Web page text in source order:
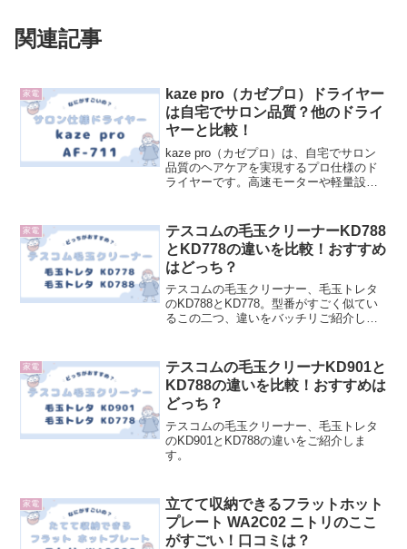
関連記事
家電
kaze pro（カゼプロ）ドライヤー
は自宅でサロン品質？他のドライ
ヤーと比較！
kaze pro（カゼプロ）は、自宅でサロン
品質のヘアケアを実現するプロ仕様のド
ライヤーです。高速モーターや軽量設
ートします。価格や購入方法、魅力を詳
しく解説！ぜひチェックしてください。
家電
テスコムの毛玉クリーナーKD788
とKD778の違いを比較！おすすめ
はどっち？
テスコムの毛玉クリーナー、毛玉トレタ
のKD788とKD778。型番がすごく似てい
るこの二つ、違いをバッチリご紹介しま
家電
テスコムの毛玉クリーナKD901と
KD788の違いを比較！おすすめは
どっち？
テスコムの毛玉クリーナー、毛玉トレタ
のKD901とKD788の違いをご紹介しま
す。
家電
立てて収納できるフラットホット
プレート WA2C02 ニトリのここ
がすごい！口コミは？